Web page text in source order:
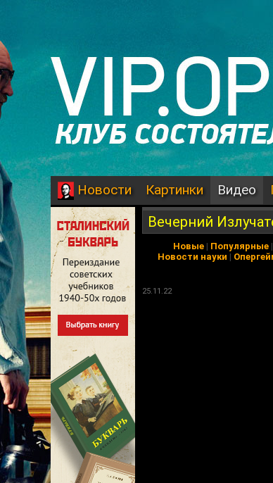
Новости Картинки Видео
Вечерний
Новые | Популярные |
Новости науки |
25.11.22